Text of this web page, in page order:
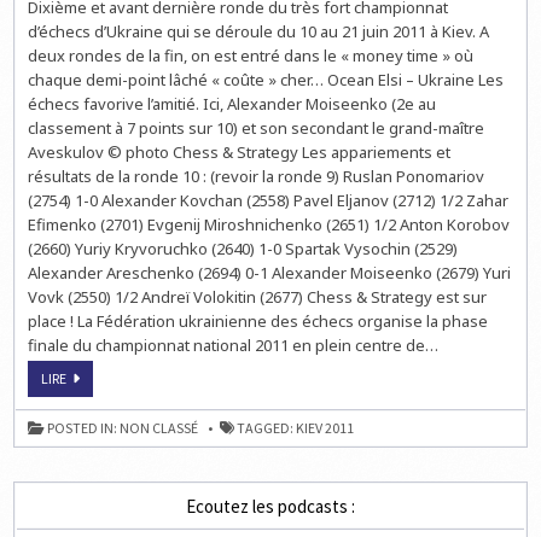
À
KIEV
:
PONOMARIOV
LEADER
À
SUR
10
Dixième et avant dernière ronde du très fort championnat
d’échecs d’Ukraine qui se déroule du 10 au 21 juin 2011 à Kiev. A
deux rondes de la fin, on est entré dans le « money time » où
chaque demi-point lâché « coûte » cher… Ocean Elsi – Ukraine Les
échecs favorive l’amitié. Ici, Alexander Moiseenko (2e au
classement à 7 points sur 10) et son secondant le grand-maître
Aveskulov © photo Chess & Strategy Les appariements et
résultats de la ronde 10 : (revoir la ronde 9) Ruslan Ponomariov
(2754) 1-0 Alexander Kovchan (2558) Pavel Eljanov (2712) 1/2 Zahar
Efimenko (2701) Evgenij Miroshnichenko (2651) 1/2 Anton Korobov
(2660) Yuriy Kryvoruchko (2640) 1-0 Spartak Vysochin (2529)
Alexander Areschenko (2694) 0-1 Alexander Moiseenko (2679) Yuri
Vovk (2550) 1/2 Andreï Volokitin (2677) Chess & Strategy est sur
place ! La Fédération ukrainienne des échecs organise la phase
finale du championnat national 2011 en plein centre de…
LIREECHECS
KIEV
:
PONOMARIOV
LEADER
7½
POSTED IN: NON CLASSÉ TAGGED: KIEV 2011
Ecoutez les podcasts :